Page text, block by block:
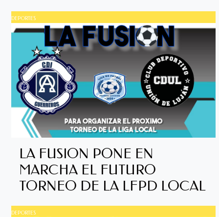
DEPORTES
LA FUSION PONE EN
MARCHA EL FUTURO
TORNEO DE LA LFPD LOCAL
DEPORTES